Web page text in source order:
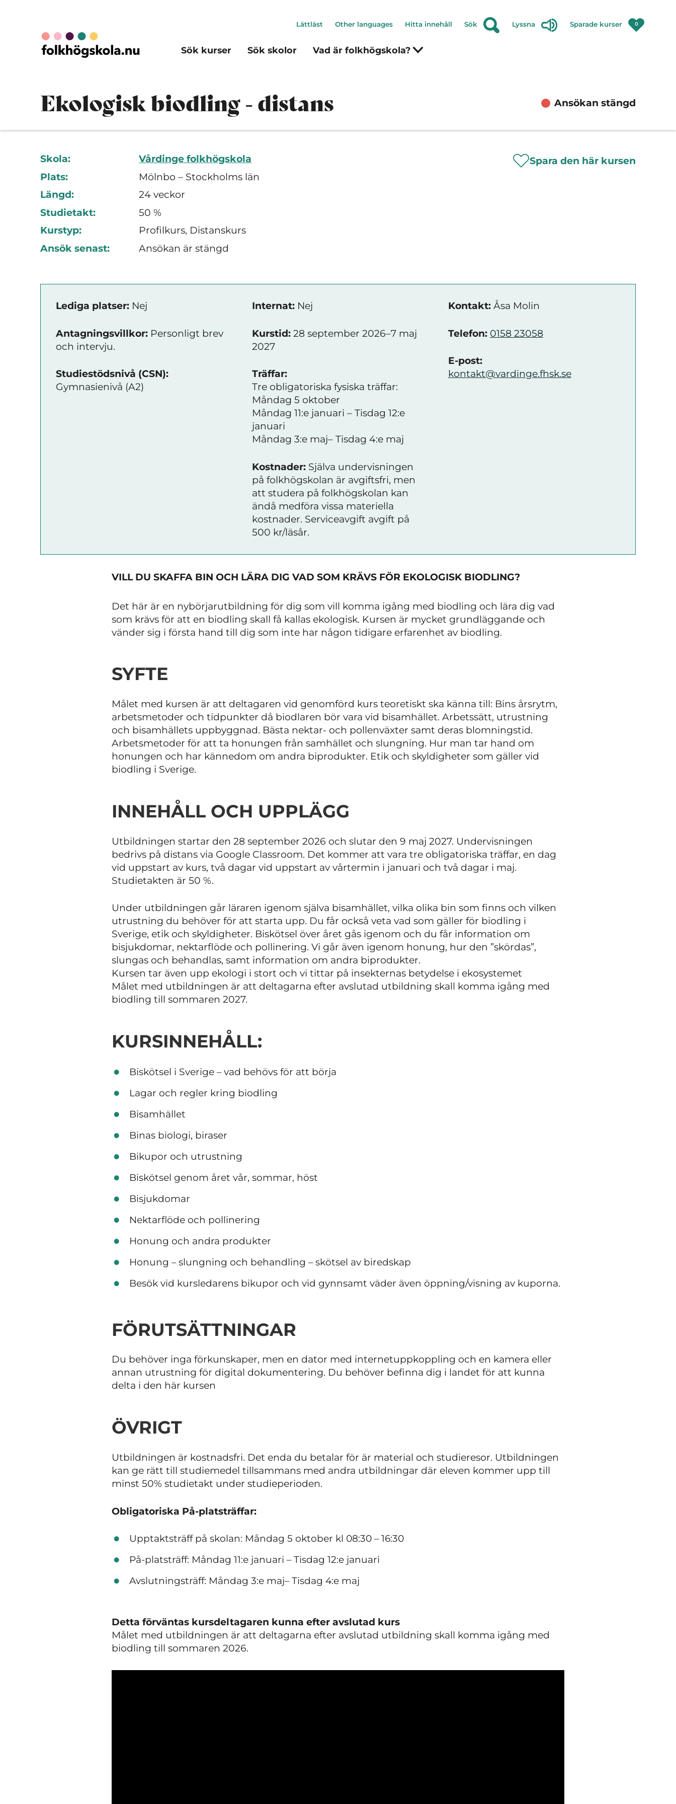
Sök kurser Sök skolor Vad är folkhögskola?
Lättläst Other languages Hitta innehåll Sök Lyssna Sparade kurser 0
Ekologisk biodling - distans Ansökan stängd
Skola:
Vårdinge folkhögskola
Plats:
Mölnbo – Stockholms län
Längd:
24 veckor
Studietakt:
50 %
Kurstyp:
Profilkurs, Distanskurs
Ansök senast:
Ansökan är stängd
Spara den här kursen
Lediga platser: Nej
Antagningsvillkor: Personligt brev
och intervju.
Studiestödsnivå (CSN):
Gymnasienivå (A2)
Internat: Nej
Kurstid: 28 september 2026–7 maj
2027
Träffar:
Tre obligatoriska fysiska träffar:
Måndag 5 oktober
Måndag 11:e januari – Tisdag 12:e
januari
Måndag 3:e maj– Tisdag 4:e maj
Kostnader: Själva undervisningen
på folkhögskolan är avgiftsfri, men
att studera på folkhögskolan kan
ändå medföra vissa materiella
kostnader. Serviceavgift avgift på
500 kr/läsår.
Kontakt: Åsa Molin
Telefon: 0158 23058
E-post:
kontakt@vardinge.fhsk.se
VILL DU SKAFFA BIN OCH LÄRA DIG VAD SOM KRÄVS FÖR EKOLOGISK BIODLING?
Det här är en nybörjarutbildning för dig som vill komma igång med biodling och lära dig vad
som krävs för att en biodling skall få kallas ekologisk. Kursen är mycket grundläggande och
vänder sig i första hand till dig som inte har någon tidigare erfarenhet av biodling.
SYFTE
Målet med kursen är att deltagaren vid genomförd kurs teoretiskt ska känna till: Bins årsrytm,
arbetsmetoder och tidpunkter då biodlaren bör vara vid bisamhället. Arbetssätt, utrustning
och bisamhällets uppbyggnad. Bästa nektar- och pollenväxter samt deras blomningstid.
Arbetsmetoder för att ta honungen från samhället och slungning. Hur man tar hand om
honungen och har kännedom om andra biprodukter. Etik och skyldigheter som gäller vid
biodling i Sverige.
INNEHÅLL OCH UPPLÄGG
Utbildningen startar den 28 september 2026 och slutar den 9 maj 2027. Undervisningen
bedrivs på distans via Google Classroom. Det kommer att vara tre obligatoriska träffar, en dag
vid uppstart av kurs, två dagar vid uppstart av vårtermin i januari och två dagar i maj.
Studietakten är 50 %.
Under utbildningen går läraren igenom själva bisamhället, vilka olika bin som finns och vilken
utrustning du behöver för att starta upp. Du får också veta vad som gäller för biodling i
Sverige, etik och skyldigheter. Biskötsel över året gås igenom och du får information om
bisjukdomar, nektarflöde och pollinering. Vi går även igenom honung, hur den ”skördas”,
slungas och behandlas, samt information om andra biprodukter.
Kursen tar även upp ekologi i stort och vi tittar på insekternas betydelse i ekosystemet
Målet med utbildningen är att deltagarna efter avslutad utbildning skall komma igång med
biodling till sommaren 2027.
KURSINNEHÅLL:
Biskötsel i Sverige – vad behövs för att börja
Lagar och regler kring biodling
Bisamhället
Binas biologi, biraser
Bikupor och utrustning
Biskötsel genom året vår, sommar, höst
Bisjukdomar
Nektarflöde och pollinering
Honung och andra produkter
Honung – slungning och behandling – skötsel av biredskap
Besök vid kursledarens bikupor och vid gynnsamt väder även öppning/visning av kuporna.
FÖRUTSÄTTNINGAR
Du behöver inga förkunskaper, men en dator med internetuppkoppling och en kamera eller
annan utrustning för digital dokumentering. Du behöver befinna dig i landet för att kunna
delta i den här kursen
ÖVRIGT
Utbildningen är kostnadsfri. Det enda du betalar för är material och studieresor. Utbildningen
kan ge rätt till studiemedel tillsammans med andra utbildningar där eleven kommer upp till
minst 50% studietakt under studieperioden.
Obligatoriska På-platsträffar:
Upptaktsträff på skolan: Måndag 5 oktober kl 08:30 – 16:30
På-platsträff: Måndag 11:e januari – Tisdag 12:e januari
Avslutningsträff: Måndag 3:e maj– Tisdag 4:e maj
Detta förväntas kursdeltagaren kunna efter avslutad kurs
Målet med utbildningen är att deltagarna efter avslutad utbildning skall komma igång med
biodling till sommaren 2026.